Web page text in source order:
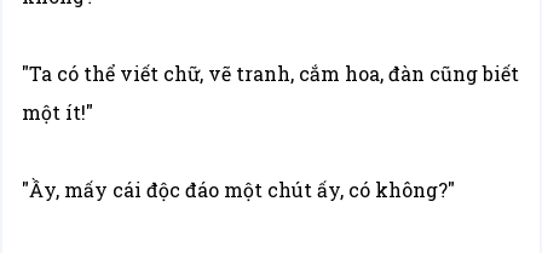
"Ta có thể viết chữ, vẽ tranh, cắm hoa, đàn cũng biết
một ít!"
"Ầy, mấy cái độc đáo một chút ấy, có không?"